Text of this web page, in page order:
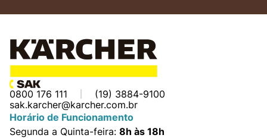
0800 176 111
(19) 3884-9100
sak.karcher@karcher.com.br
Horário de Funcionamento
Segunda a Quinta-feira: 8h às 18h